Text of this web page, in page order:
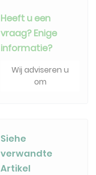
Heeft u een
vraag? Enige
informatie?
Wij adviseren u
om
Siehe
verwandte
Artikel